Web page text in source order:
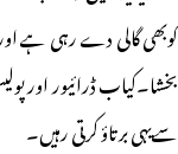
کوبھی گالی دے رہی ہے
بخشا۔کیاب ڈرائیور اور
سےیہی برتاؤ کرتی رہیں۔